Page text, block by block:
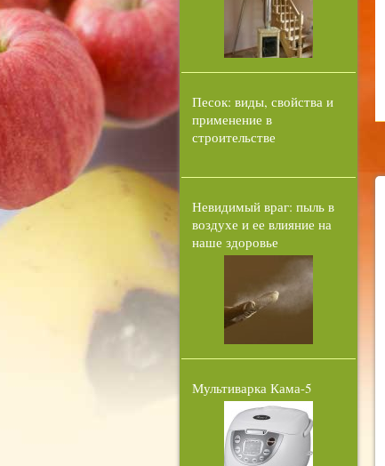
Песок: виды, свойства и
применение в
строительстве
Невидимый враг: пыль в
воздухе и ее влияние на
наше здоровье
Мультиварка Кама-5